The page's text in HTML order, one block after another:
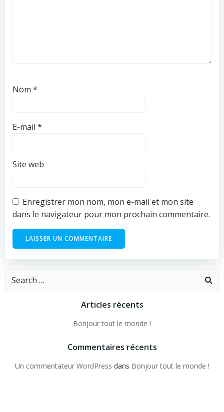
Nom *
E-mail *
Site web
Enregistrer mon nom, mon e-mail et mon site
dans le navigateur pour mon prochain commentaire.
Search
Articles récents
Bonjour tout le monde !
Commentaires récents
Un commentateur WordPress dans Bonjour tout le monde !